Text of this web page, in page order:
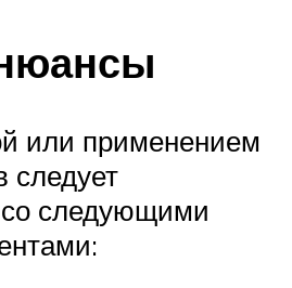
или применением
следует
со следующими